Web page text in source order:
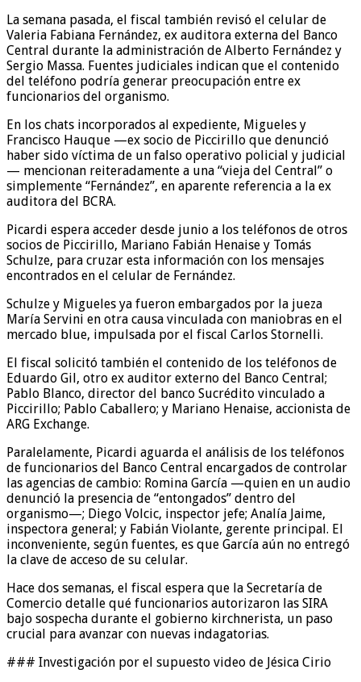
La semana pasada, el fiscal también revisó el celular de
Valeria Fabiana Fernández, ex auditora externa del Banco
Central durante la administración de Alberto Fernández y
Sergio Massa. Fuentes judiciales indican que el contenido
del teléfono podría generar preocupación entre ex
funcionarios del organismo.
En los chats incorporados al expediente, Migueles y
Francisco Hauque —ex socio de Piccirillo que denunció
haber sido víctima de un falso operativo policial y judicial
— mencionan reiteradamente a una “vieja del Central” o
simplemente “Fernández”, en aparente referencia a la ex
auditora del BCRA.
Picardi espera acceder desde junio a los teléfonos de otros
socios de Piccirillo, Mariano Fabián Henaise y Tomás
Schulze, para cruzar esta información con los mensajes
encontrados en el celular de Fernández.
Schulze y Migueles ya fueron embargados por la jueza
María Servini en otra causa vinculada con maniobras en el
mercado blue, impulsada por el fiscal Carlos Stornelli.
El fiscal solicitó también el contenido de los teléfonos de
Eduardo Gil, otro ex auditor externo del Banco Central;
Pablo Blanco, director del banco Sucrédito vinculado a
Piccirillo; Pablo Caballero; y Mariano Henaise, accionista de
ARG Exchange.
Paralelamente, Picardi aguarda el análisis de los teléfonos
de funcionarios del Banco Central encargados de controlar
las agencias de cambio: Romina García —quien en un audio
denunció la presencia de “entongados” dentro del
organismo—; Diego Volcic, inspector jefe; Analía Jaime,
inspectora general; y Fabián Violante, gerente principal. El
inconveniente, según fuentes, es que García aún no entregó
la clave de acceso de su celular.
Hace dos semanas, el fiscal espera que la Secretaría de
Comercio detalle qué funcionarios autorizaron las SIRA
bajo sospecha durante el gobierno kirchnerista, un paso
crucial para avanzar con nuevas indagatorias.
### Investigación por el supuesto video de Jésica Cirio